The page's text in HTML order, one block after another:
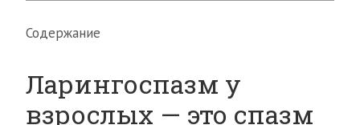
Содержание
Ларингоспазм у
взрослых — это спазм